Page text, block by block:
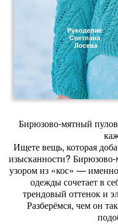
Бирюзово-мятный
Ищете вещь, которая
изысканности?
узором из «кос» —
одежды сочетает в
трендовый оттенок и
Разберёмся, чем он